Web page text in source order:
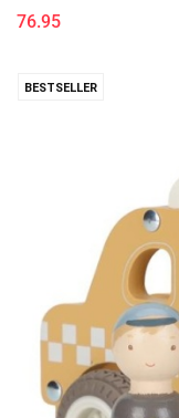
76.95
BESTSELLER